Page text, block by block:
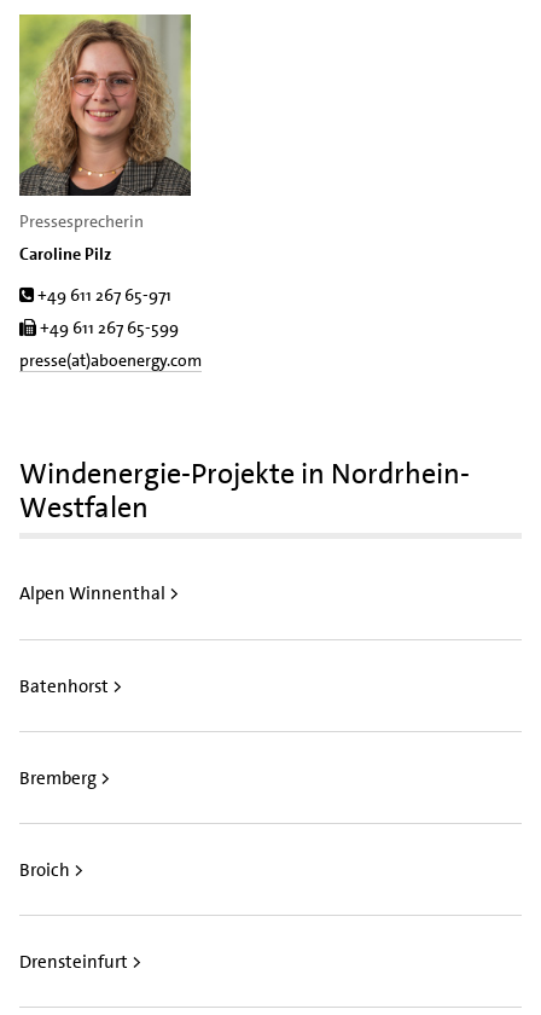
Pressesprecherin
Caroline Pilz
Tel.
+49 611 267 65-971
Fax
+49 611 267 65-599
presse(at)aboenergy.com
Windenergie-Projekte in Nordrhein-
Westfalen
Alpen Winnenthal >
Batenhorst >
Bremberg >
Broich >
Drensteinfurt >